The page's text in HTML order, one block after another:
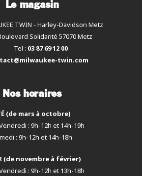
Le magasin
TWIN - Harley-Davidson Metz
Solidarité 57070 Metz
Tel : 03 87 69 12 00
twin.com
Nos horaires
(de mars à octobre)
: 9h-12h et 14h-19h
: 9h-12h et 14h-18h
(de novembre à février)
: 9h-12h et 13h-18h